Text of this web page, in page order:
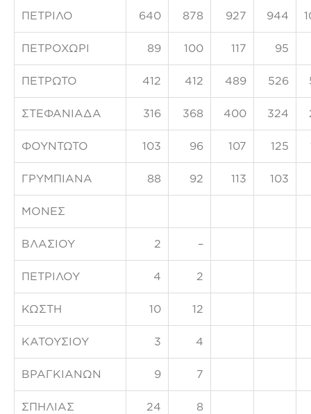
ΠΕΤΡΙΛΟ 640 878 927 944
ΠΕΤΡΟΧΩΡΙ 89 100 117 95
ΠΕΤΡΩΤΟ 412 412 489 526
ΣΤΕΦΑΝΙΑΔΑ 316 368 400 324
ΦΟΥΝΤΩΤΟ 103 96 107 125
ΓΡΥΜΠΙΑΝΑ 88 92 113 103
ΜΟΝΕΣ
ΒΛΑΣΙΟΥ 2 –
ΠΕΤΡΙΛΟΥ 4 2
ΚΩΣΤΗ 10 12
ΚΑΤΟΥΣΙΟΥ 3 4
ΒΡΑΓΚΙΑΝΩΝ 9 7
ΣΠΗΛΙΑΣ 24 8